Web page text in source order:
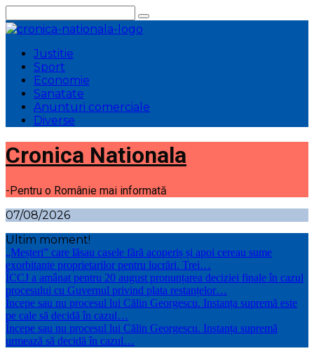
la
conținut
Justitie
Sport
Economie
Sanatate
Anunturi comerciale
Diverse
Cronica Nationala
-Pentru o Românie mai informată
07/08/2026
Ultim moment!
„Meșteri” care lăsau casele fără acoperiș și apoi cereau sume
exorbitante proprietarilor pentru lucrări. Trei…
ÎCCJ a amânat pentru 20 august pronunțarea deciziei finale în cazul
procesului cu Guvernul privind plata restanțelor…
Începe sau nu procesul lui Călin Georgescu. Instanța supremă este
pe cale să decidă în cazul…
Începe sau nu procesul lui Călin Georgescu. Instanța supremă
urmează să decidă în cazul…